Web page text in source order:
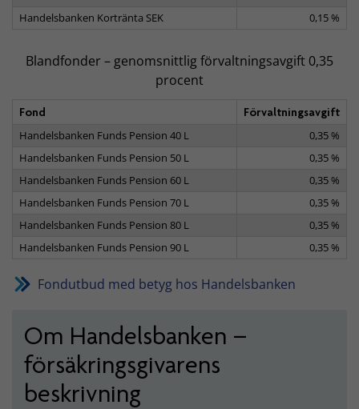
Handelsbanken Kortränta SEK
0,15 %
Blandfonder – genomsnittlig förvaltningsavgift 0,35
procent
Fond
Förvaltningsavgift
Handelsbanken Funds Pension 40 L
0,35 %
Handelsbanken Funds Pension 50 L
0,35 %
Handelsbanken Funds Pension 60 L
0,35 %
Handelsbanken Funds Pension 70 L
0,35 %
Handelsbanken Funds Pension 80 L
0,35 %
Handelsbanken Funds Pension 90 L
0,35 %
Fondutbud med betyg hos Handelsbanken
Om Handelsbanken –
försäkringsgivarens
beskrivning